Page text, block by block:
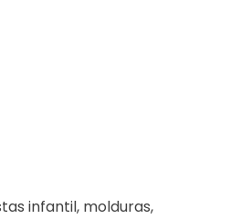
infantil, molduras,